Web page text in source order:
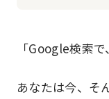
「Google検索
あなたは今、そ